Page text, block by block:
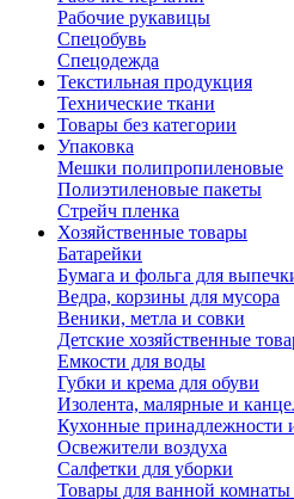
Рабочие рукавицы
Спецобувь
Спецодежда
Текстильная продукция
Технические ткани
Товары без категории
Упаковка
Мешки полипропиленовые
Полиэтиленовые пакеты
Стрейч пленка
Хозяйственные товары
Батарейки
Бумага и фольга для
Ведра, корзины для мусора
Веники, метла и совки
Детские хозяйственные
Емкости для воды
Губки и крема для обуви
Изолента, малярные и
Кухонные принадлежности
Освежители воздуха
Салфетки для уборки
Товары для ванной комнаты